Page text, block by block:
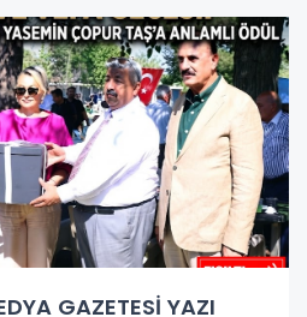
GAZETESİ YAZI